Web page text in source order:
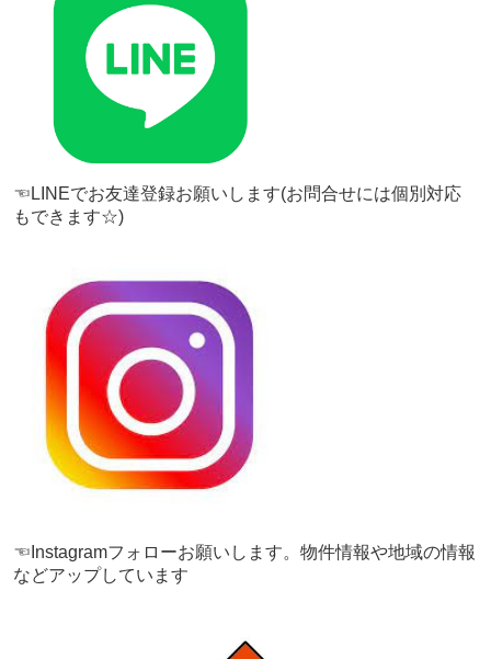
☜LINEでお友達登録お願いします(お問合せには個別対応
もできます☆)
☜Instagramフォローお願いします。物件情報や地域の情報
などアップしています